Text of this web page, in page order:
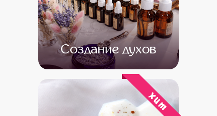
Создание духов
от 15 500 от 13 500
хит